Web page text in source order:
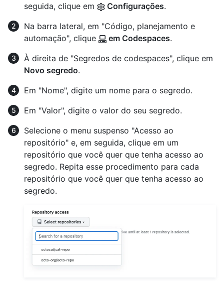
seguida, clique em
Configurações.
Na barra lateral, em "Código, planejamento e
automação", clique
em Codespaces.
À direita de "Segredos de codespaces", clique em
Novo segredo.
Em "Nome", digite um nome para o segredo.
Em "Valor", digite o valor do seu segredo.
Selecione o menu suspenso "Acesso ao
repositório" e, em seguida, clique em um
repositório que você quer que tenha acesso ao
segredo. Repita esse procedimento para cada
repositório que você quer que tenha acesso ao
segredo.